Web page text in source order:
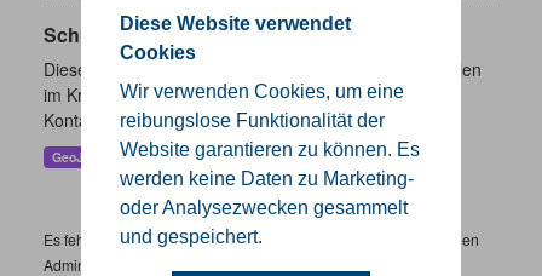
Diese Website verwendet
Cookies
Wir verwenden Cookies, um eine
reibungslose Funktionalität der
Website garantieren zu können. Es
werden keine Daten zu Marketing-
oder Analysezwecken gesammelt
und gespeichert.
Schulen
Dieser Datensatz beinhaltet eine Darstellung der Schulen
im Kreis Gütersloh mit Angaben zu Schulform,
Kontaktmöglichkeiten, Pausenzeiten und Schulträger.
GeoJSON SHP
Es fehlen spezifische Datensätze? Wenden Sie sich bitte an einen
Administrator unter: